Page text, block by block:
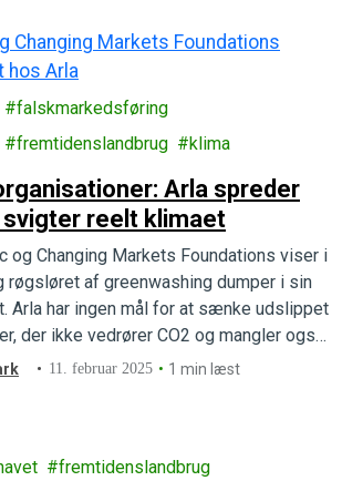
falskmarkedsføring
fremtidenslandbrug
klima
Arla spreder
reelt klimaet
og Changing Markets Foundations viser i
røgsløret af greenwashing dumper i sin
Arla har ingen mål for at sænke udslippet
der ikke vedrører CO2 og mangler også
11. februar 2025 1 min læst
fremtidenslandbrug